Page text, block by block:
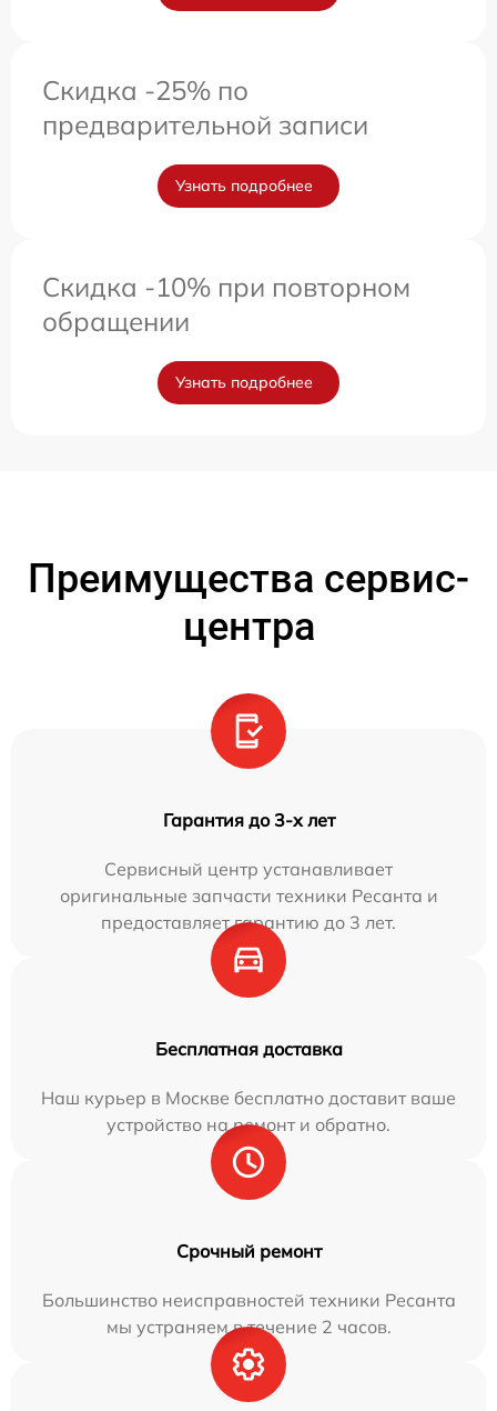
Скидка -25% по
предварительной записи
Узнать подробнее
Скидка -10% при повторном
обращении
Узнать подробнее
Преимущества сервис-
центра
Гарантия до 3-х лет
Сервисный центр устанавливает
оригинальные запчасти техники Ресанта и
предоставляет гарантию до 3 лет.
Бесплатная доставка
Наш курьер в Москве бесплатно доставит ваше
устройство на ремонт и обратно.
Срочный ремонт
Большинство неисправностей техники Ресанта
мы устраняем в течение 2 часов.